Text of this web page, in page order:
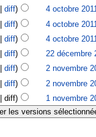
|diff) 4 octobre
|diff) 4 octobre
|diff) 4 octobre
|diff) 22 décembre
|diff) 2 novembre
|diff) 2 novembre
| diff) 1 novembre